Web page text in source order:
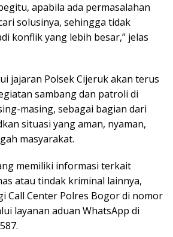
apabila ada permasalahan
solusinya, sehingga tidak
konflik yang lebih besar,” jelas
jajaran Polsek Cijeruk akan terus
sambang dan patroli di
masing, sebagai bagian dari
situasi yang aman, nyaman,
masyarakat.
memiliki informasi terkait
atau tindak kriminal lainnya,
Call Center Polres Bogor di nomor
layanan aduan WhatsApp di